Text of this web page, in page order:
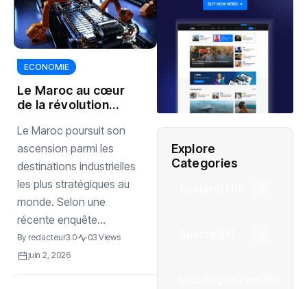
ECONOMIE
Le Maroc au cœur
de la révolution
Le Maroc poursuit son
ascension parmi les
destinations industrielles
les plus stratégiques au
monde. Selon une
récente enquête...
By redacteur3.0
03 Views
juin 2, 2026
Explore
Categories